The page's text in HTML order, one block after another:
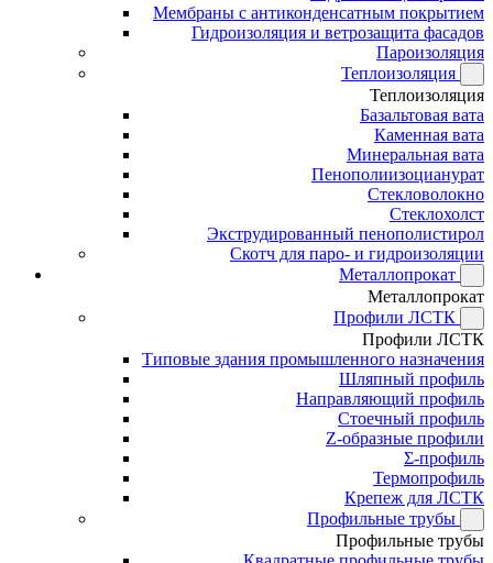
Мембраны с антиконденсатным покрытием
Гидроизоляция и ветрозащита фасадов
Пароизоляция
Теплоизоляция
Теплоизоляция
Базальтовая вата
Каменная вата
Минеральная вата
Пенополиизоцианурат
Стекловолокно
Стеклохолст
Экструдированный пенополистирол
Скотч для паро- и гидроизоляции
Металлопрокат
Металлопрокат
Профили ЛСТК
Профили ЛСТК
Типовые здания промышленного назначения
Шляпный профиль
Направляющий профиль
Стоечный профиль
Z-образные профили
Σ-профиль
Термопрофиль
Крепеж для ЛСТК
Профильные трубы
Профильные трубы